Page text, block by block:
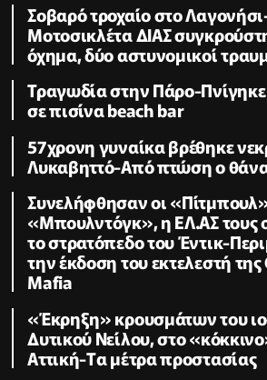
Σοβαρό τροχαίο στο
Μοτοσικλέτα ΔΙΑΣ
όχημα, δύο αστυνομικοί
Τραγωδία στην Πάρο-
σε πισίνα beach bar
57χρονη γυναίκα βρέθηκε
Λυκαβηττό-Aπό πτώση ο
Συνελήφθησαν οι
«Μπουλντόγκ», η ΕΛ.ΑΣ τους
το στρατόπεδο του Έντικ-
την έκδοση του εκτελεστή
Mafia
«Έκρηξη» κρουσμάτων του
Δυτικού Νείλου, στο
Αττική-Tα μέτρα προστασίας